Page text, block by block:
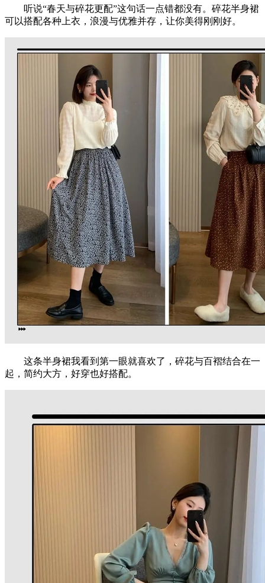
听说“春天与碎花更配”这句话一点错都没有。碎花半身裙
可以搭配各种上衣，浪漫与优雅并存，让你美得刚刚好。
这条半身裙我看到第一眼就喜欢了，碎花与百褶结合在一
起，简约大方，好穿也好搭配。